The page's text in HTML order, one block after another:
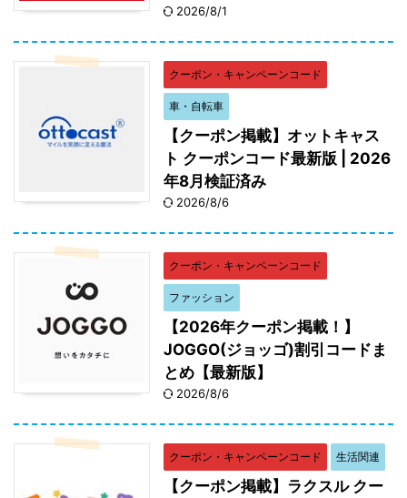
2026/8/1
クーポン・キャンペーンコード
車・自転車
【クーポン掲載】オットキャス
ト クーポンコード最新版 | 2026
年8月検証済み
2026/8/6
クーポン・キャンペーンコード
ファッション
【2026年クーポン掲載！】
JOGGO(ジョッゴ)割引コードま
とめ【最新版】
2026/8/6
クーポン・キャンペーンコード 生活関連
【クーポン掲載】ラクスル クー